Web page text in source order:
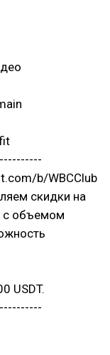
b/WBCClub
скидки на
с объемом
USDT.